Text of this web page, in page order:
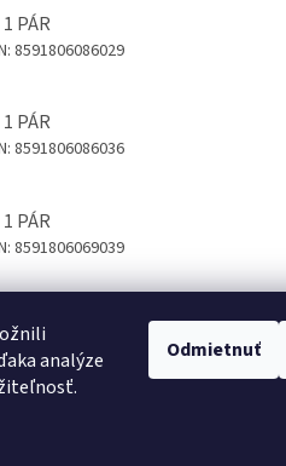
analýze
Odmietnuť
PÁR
8591806086029
PÁR
8591806086036
PÁR
8591806069039